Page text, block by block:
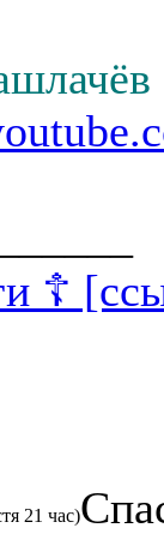
☦
21 час)